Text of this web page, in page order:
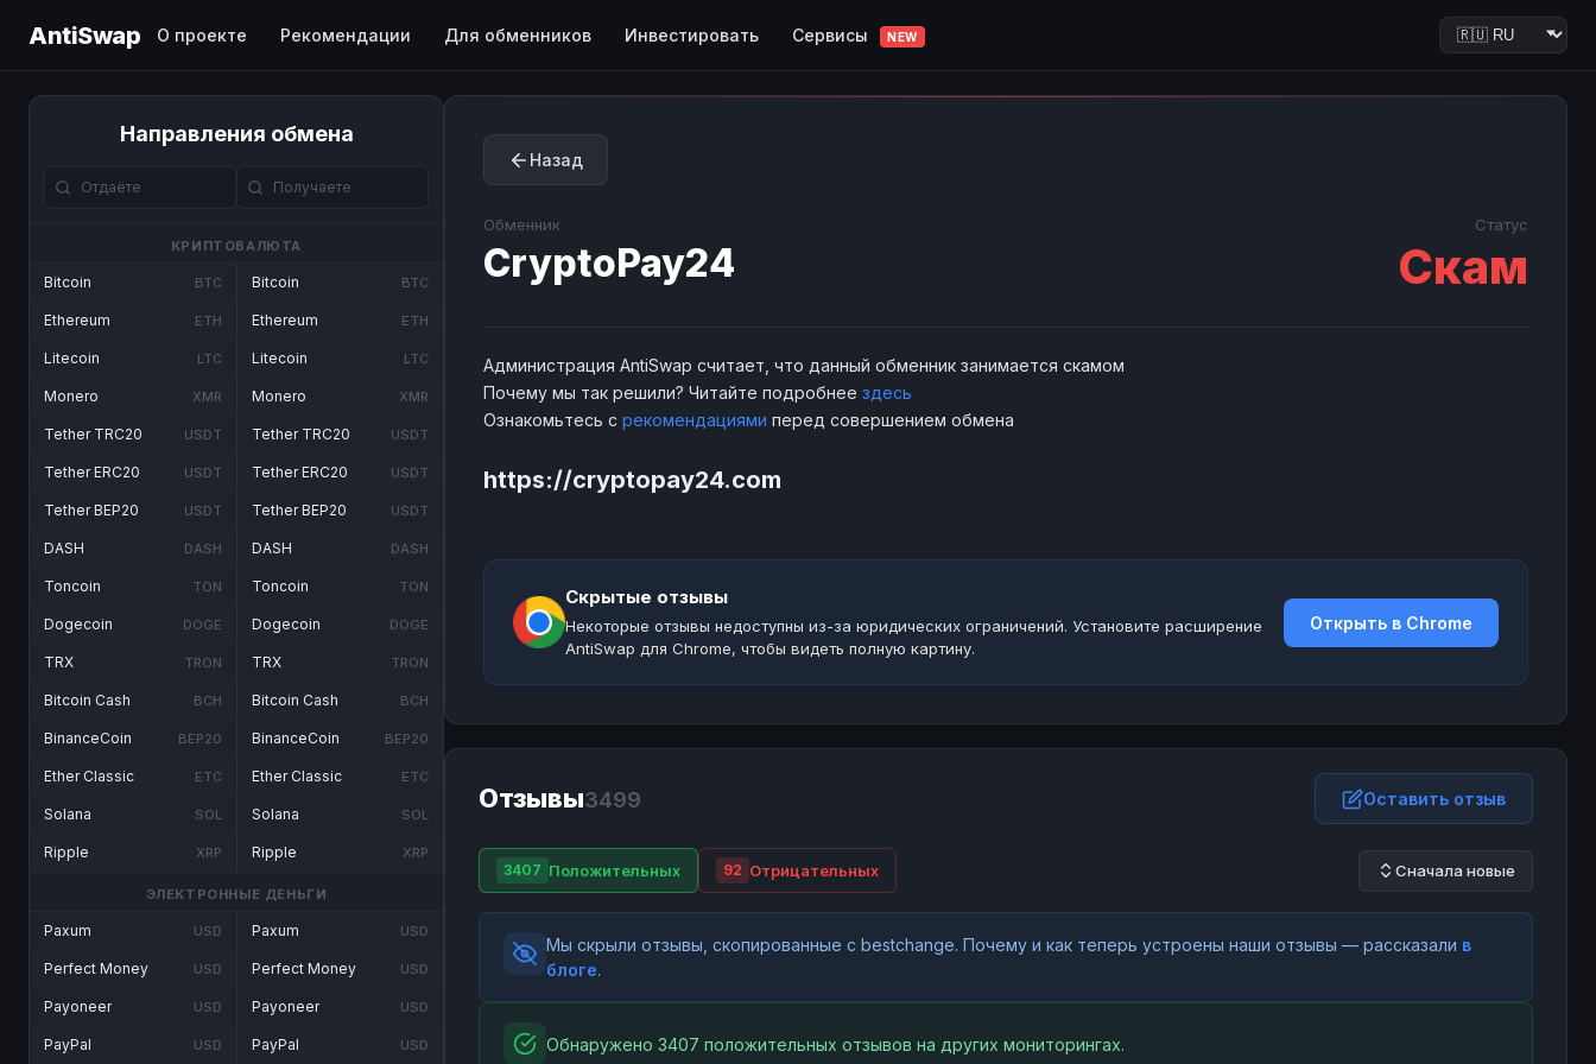
AntiSwap О проекте Рекомендации Для обменников Инвестировать Сервисы NEW
Направления обмена
КРИПТОВАЛЮТА
Bitcoin BTC
Ethereum ETH
Litecoin LTC
Monero XMR
Tether TRC20 USDT
Tether ERC20 USDT
Tether BEP20 USDT
DASH DASH
Toncoin TON
Dogecoin DOGE
TRX TRON
Bitcoin Cash BCH
BinanceCoin BEP20
Ether Classic ETC
Solana SOL
Ripple XRP
Bitcoin BTC
Ethereum ETH
Litecoin LTC
Monero XMR
Tether TRC20 USDT
Tether ERC20 USDT
Tether BEP20 USDT
DASH DASH
Toncoin TON
Dogecoin DOGE
TRX TRON
Bitcoin Cash BCH
BinanceCoin BEP20
Ether Classic ETC
Solana SOL
Ripple XRP
ЭЛЕКТРОННЫЕ ДЕНЬГИ
Paxum USD
Perfect Money USD
Payoneer USD
PayPal USD
Paxum USD
Perfect Money USD
Payoneer USD
PayPal USD
Назад
Обменник
CryptoPay24
Статус
Скам
Администрация AntiSwap считает, что данный обменник занимается скамом
Почему мы так решили? Читайте подробнее здесь
Ознакомьтесь с рекомендациями перед совершением обмена
https://cryptopay24.com
Скрытые отзывы
Некоторые отзывы недоступны из-за юридических ограничений. Установите расширение
AntiSwap для Chrome, чтобы видеть полную картину.
Открыть в Chrome
Отзывы3499 Оставить отзыв
3407 Положительных 92 Отрицательных Сначала новые
Мы скрыли отзывы, скопированные с bestchange. Почему и как теперь устроены наши отзывы — рассказали в
блоге.
Обнаружено 3407 положительных отзывов на других мониторингах.